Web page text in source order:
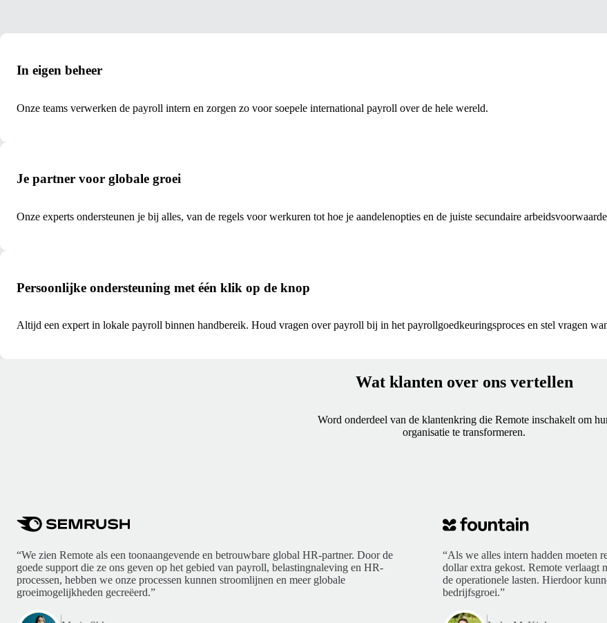
In eigen beheer
Onze teams verwerken de payroll intern en zorgen zo voor soepele international payroll over de hele wereld.
Je partner voor globale groei
Onze experts ondersteunen je bij alles, van de regels voor werkuren tot hoe je aandelenopties en de juiste secundaire
Persoonlijke ondersteuning met één klik op de knop
Altijd een expert in lokale payroll binnen handbereik. Houd vragen over payroll bij in het payrollgoedkeuringsproces en stel vragen
Wat klanten over ons vertellen
Word onderdeel van de klantenkring die Remote inschakelt om
organisatie te transformeren.
“We zien Remote als een toonaangevende en betrouwbare global HR-partner. Door de
goede support die ze ons geven op het gebied van payroll, belastingnaleving en HR-
processen, hebben we onze processen kunnen stroomlijnen en meer globale
groeimogelijkheden gecreëerd.”
“Als we alles intern hadden moeten
dollar extra gekost. Remote verlaagt
de operationele lasten. Hierdoor
bedrijfsgroei.”